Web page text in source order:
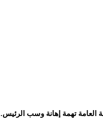
العامة تهمة إهانة وسب الرئيس.